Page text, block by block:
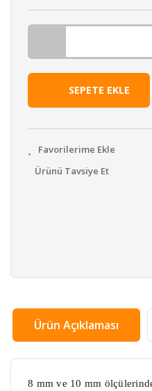
SEPETE EKLE
Ürünü Tavsiye Et
Ürün Açıklaması
8 mm ve 10 mm